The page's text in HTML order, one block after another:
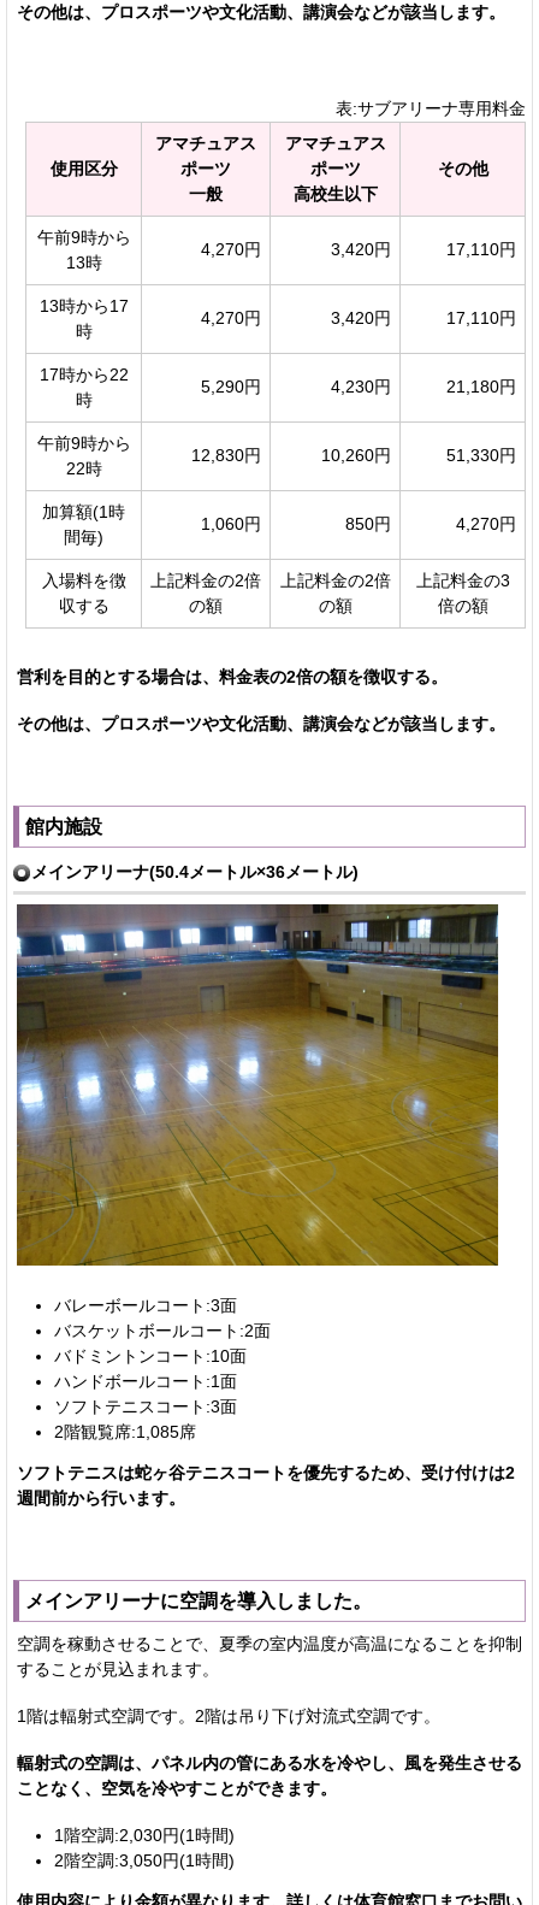
その他は、プロスポーツや文化活動、講演会などが該当します。
表:サブアリーナ専用料金
使用区分
アマチュアス
ポーツ
一般
アマチュアス
ポーツ
高校生以下
その他
午前9時から
13時
4,270円 3,420円 17,110円
13時から17
時
4,270円 3,420円 17,110円
17時から22
時
5,290円 4,230円 21,180円
午前9時から
22時
12,830円 10,260円 51,330円
加算額(1時
間毎)
1,060円 850円 4,270円
入場料を徴
収する
上記料金の2倍
の額
上記料金の2倍
の額
上記料金の3
倍の額
営利を目的とする場合は、料金表の2倍の額を徴収する。
その他は、プロスポーツや文化活動、講演会などが該当します。
館内施設
メインアリーナ(50.4メートル×36メートル)
バレーボールコート:3面
バスケットボールコート:2面
バドミントンコート:10面
ハンドボールコート:1面
ソフトテニスコート:3面
2階観覧席:1,085席
ソフトテニスは蛇ヶ谷テニスコートを優先するため、受け付けは2
週間前から行います。
メインアリーナに空調を導入しました。
空調を稼動させることで、夏季の室内温度が高温になることを抑制
することが見込まれます。
1階は輻射式空調です。2階は吊り下げ対流式空調です。
輻射式の空調は、パネル内の管にある水を冷やし、風を発生させる
ことなく、空気を冷やすことができます。
1階空調:2,030円(1時間)
2階空調:3,050円(1時間)